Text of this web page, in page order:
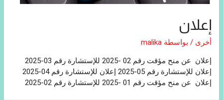
إعلان
أخرى / بواسطة malika
إعلان للإستشارة رقم 05-2025 إعلان للإستشارة رقم 04-2025
إعلان عن منح مؤقت رقم 01 -2025 للإستشارة رقم 02-2025